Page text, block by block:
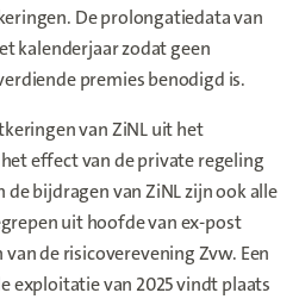
De prolongatiedata van
kalenderjaar zodat geen
premies benodigd is.
van ZiNL uit het
effect van de private regeling
de bijdragen van ZiNL zijn ook alle
uit hoofde van ex-post
de risicoverevening Zvw. Een
exploitatie van 2025 vindt plaats